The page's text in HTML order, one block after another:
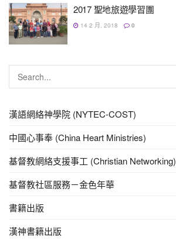
2017 聖地旅遊學習團
14 2 月, 2018 0
漢語網絡神學院 (NYTEC-COST)
中國心事奉 (China Heart Ministries)
基督教網絡支援事工 (Christian Networking)
基督教社區服務－金色年華
書籍出版
漢神書籍出版